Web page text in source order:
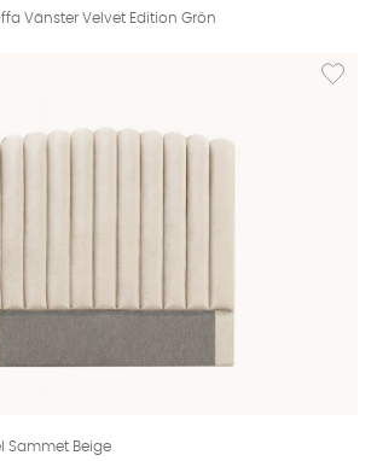
Vänster Velvet Edition Grön
Lägg
Sammet Beige Finns även i dessa
Beige
Sammet Beige
Sammet Beige